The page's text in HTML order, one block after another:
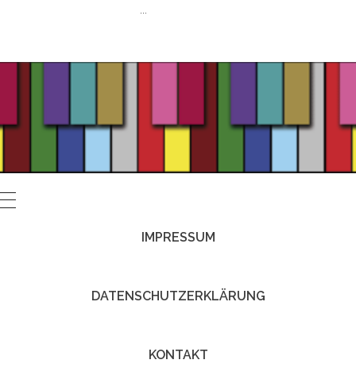
IMPRESSUM
DATENSCHUTZERKLÄRUNG
KONTAKT